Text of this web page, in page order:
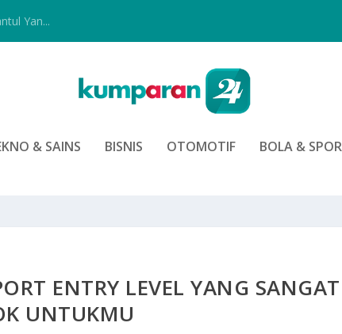
Yan...
& SAINS BISNIS OTOMOTIF BOLA &
ENTRY LEVEL YANG SANGAT
UNTUKMU